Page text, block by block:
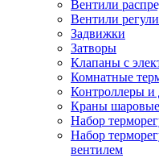
Вентили
Вентили
Задвижки
Затворы
Клапаны с
Комнатные
Контроллеры и
Краны шаровые
Набор
Набор
вентилем